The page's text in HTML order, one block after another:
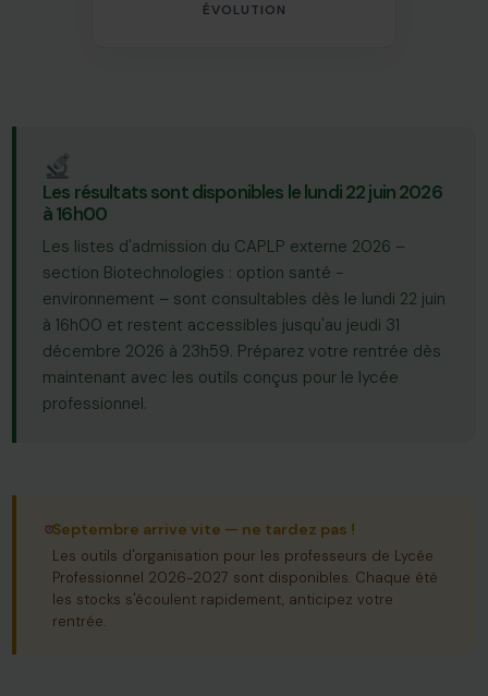
ÉVOLUTION
Les résultats sont disponibles le lundi 22 juin 2026
à 16h00
Les listes d'admission du CAPLP externe 2026 –
section Biotechnologies : option santé -
environnement – sont consultables dès le lundi 22 juin
à 16h00 et restent accessibles jusqu'au jeudi 31
décembre 2026 à 23h59. Préparez votre rentrée dès
maintenant avec les outils conçus pour le lycée
professionnel.
Septembre arrive vite — ne tardez pas !
Les outils d'organisation pour les professeurs de Lycée
Professionnel 2026-2027 sont disponibles. Chaque été
les stocks s'écoulent rapidement, anticipez votre
rentrée.